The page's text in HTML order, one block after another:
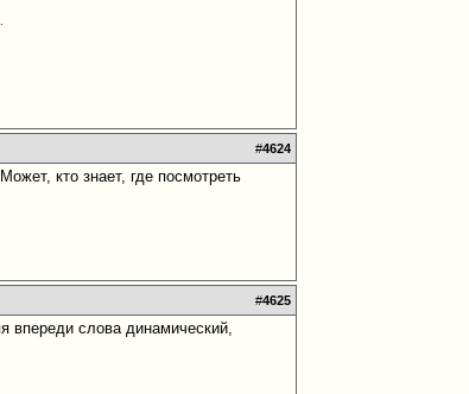
#4624
кто знает, где посмотреть
#4625
впереди слова динамический,